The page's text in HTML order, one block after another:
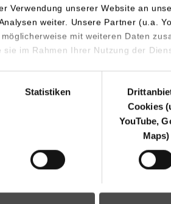
Verwendung unserer Website an
weiter. Unsere Partner (u.a.
mit weiteren Daten
im Rahmen Ihrer Nutzung der
Statistiken
Cookies
YouTube,
Maps)
Bemerkungen